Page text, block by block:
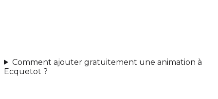
Comment ajouter gratuitement une animation à
Ecquetot ?